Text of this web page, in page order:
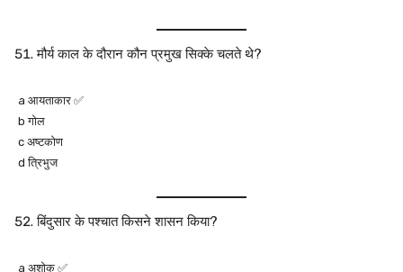
मौर्य काल के दौरान कौन प्रमुख सिक्के चलते थे?
a आयताकार ✅
b गोल
c अष्टकोण
d त्रिभुज
बिंदुसार के पश्चात किसने शासन किया?
a अशोक ✅